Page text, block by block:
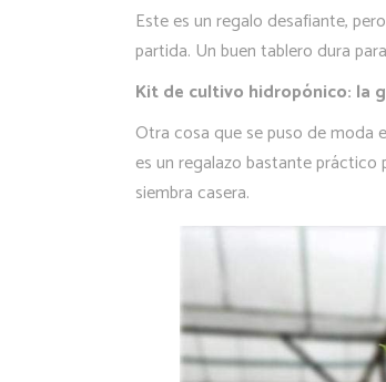
Este es un regalo desafiante,
partida. Un buen tablero dura
Kit de cultivo hidropónico: la
Otra cosa que se puso de moda
es un regalazo bastante
siembra casera.